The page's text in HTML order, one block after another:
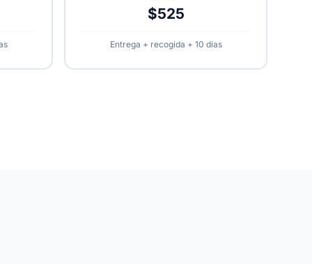
$525
Entrega + recogida + 10 días